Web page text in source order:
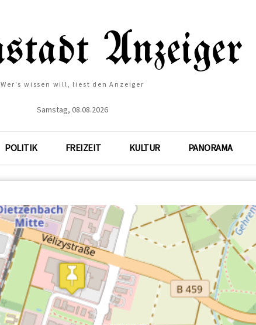
Wer's wissen will, liest den Anzeiger
Samstag, 08.08.2026
POLITIK FREIZEIT KULTUR PANORAMA